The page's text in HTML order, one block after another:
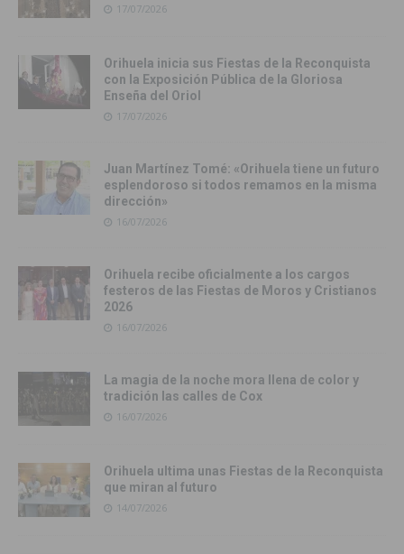
17/07/2026
Orihuela inicia sus Fiestas de la Reconquista
con la Exposición Pública de la Gloriosa
Enseña del Oriol
17/07/2026
Juan Martínez Tomé: «Orihuela tiene un futuro
esplendoroso si todos remamos en la misma
dirección»
16/07/2026
Orihuela recibe oficialmente a los cargos
festeros de las Fiestas de Moros y Cristianos
2026
16/07/2026
La magia de la noche mora llena de color y
tradición las calles de Cox
16/07/2026
Orihuela ultima unas Fiestas de la Reconquista
que miran al futuro
14/07/2026